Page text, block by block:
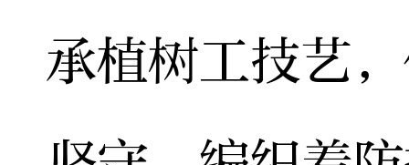
承植树工技艺